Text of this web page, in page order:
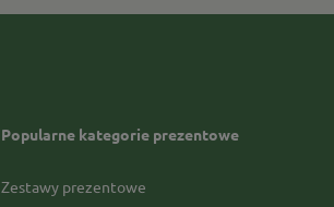
Popularne kategorie prezentowe
Zestawy prezentowe